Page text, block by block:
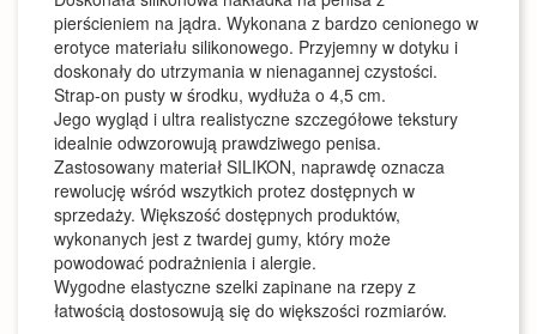
pierścieniem na jądra. Wykonana z bardzo cenionego w
erotyce materiału silikonowego. Przyjemny w dotyku i
doskonały do utrzymania w nienagannej czystości.
Strap-on pusty w środku, wydłuża o 4,5 cm.
Jego wygląd i ultra realistyczne szczegółowe tekstury
idealnie odwzorowują prawdziwego penisa.
Zastosowany materiał SILIKON, naprawdę oznacza
rewolucję wśród wszytkich protez dostępnych w
sprzedaży. Większość dostępnych produktów,
wykonanych jest z twardej gumy, który może
powodować podrażnienia i alergie.
Wygodne elastyczne szelki zapinane na rzepy z
łatwością dostosowują się do większości rozmiarów.